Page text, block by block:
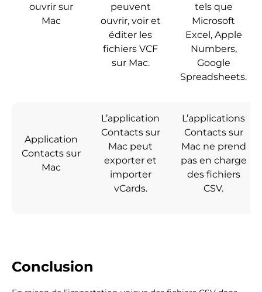
ouvrir sur
Mac
peuvent
ouvrir, voir et
éditer les
fichiers VCF
sur Mac.
tels que
Microsoft
Excel, Apple
Numbers,
Google
Spreadsheets.
Application
Contacts sur
Mac
L’application
Contacts sur
Mac peut
exporter et
importer
vCards.
L’applications
Contacts sur
Mac ne prend
pas en charge
des fichiers
CSV.
Conclusion